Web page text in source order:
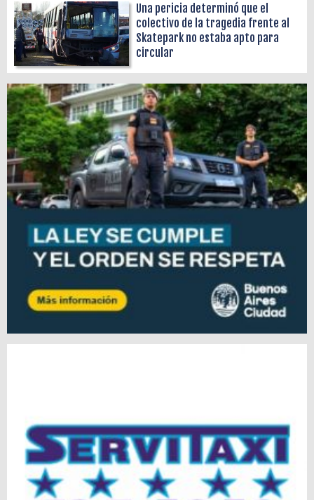
Una pericia determinó que el
colectivo de la tragedia frente al
Skatepark no estaba apto para
circular